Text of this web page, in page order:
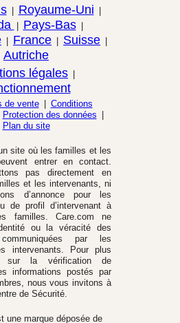
Royaume-Uni
Pays-Bas
France Suisse
Autriche
légales
de vente
Conditions
Protection des données
Plan du site
site où les familles et les
entrer en contact.
pas directement en
et les intervenants, ni
d’annonce pour les
de profil d’intervenant à
familles. Care.com ne
ou la véracité des
par les
intervenants. Pour plus
sur la vérification de
informations postés par
nous vous invitons à
de Sécurité.
une marque déposée de